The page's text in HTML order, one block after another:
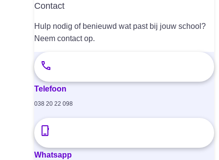
Contact
Hulp nodig of benieuwd wat past bij jouw school?
Neem contact op.
Telefoon
038 20 22 098
Whatsapp